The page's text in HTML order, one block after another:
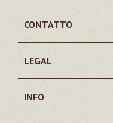
CONTATTO
LEGAL
INFO